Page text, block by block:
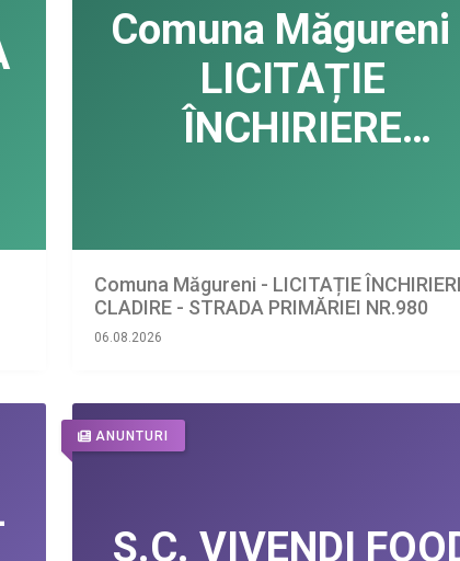
Comuna Măgureni - LICITAȚIE
CLADIRE - STRADA PRIMĂRIEI NR.980
06.08.2026
ANUNTURI